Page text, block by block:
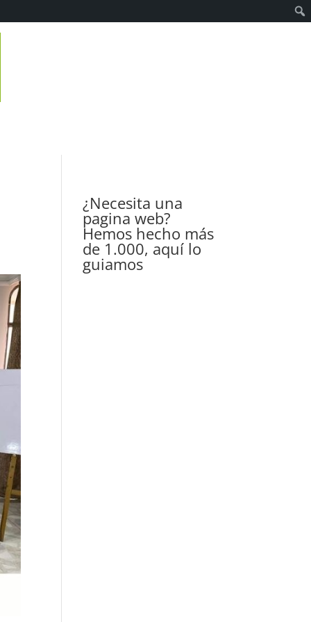
¿Necesita una
pagina web?
Hemos hecho más
de 1.000, aquí lo
guiamos